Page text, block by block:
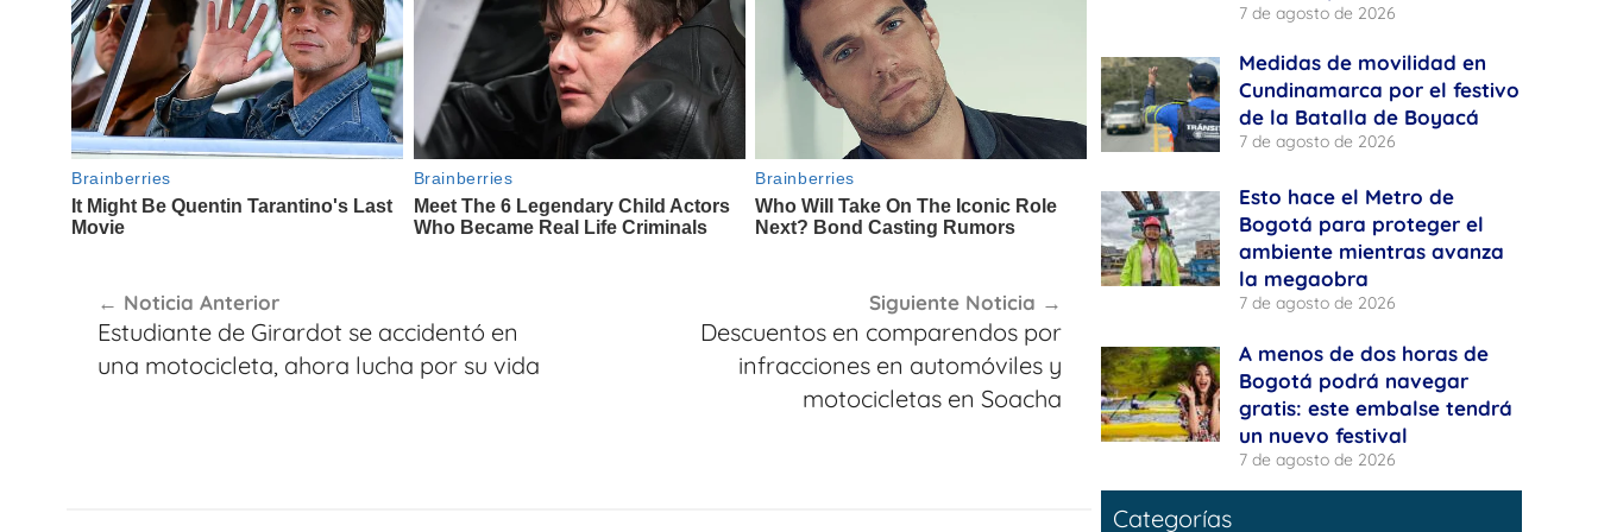
de
entradas
Noticia Anterior
Estudiante de Girardot se accidentó en
una motocicleta, ahora lucha por su vida
Siguiente Noticia
Descuentos en comparendos por
infracciones en automóviles y
motocicletas en Soacha
7 de agosto de 2026
Medidas de movilidad en
Cundinamarca por el festivo
de la Batalla de Boyacá
7 de agosto de 2026
Esto hace el Metro de
Bogotá para proteger el
ambiente mientras avanza
la megaobra
7 de agosto de 2026
A menos de dos horas de
Bogotá podrá navegar
gratis: este embalse tendrá
un nuevo festival
7 de agosto de 2026
Categorías